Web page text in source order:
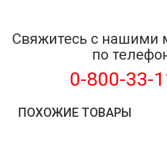
Свяжитесь с нашими
по
0-800-33-
ПОХОЖИЕ ТОВАРЫ